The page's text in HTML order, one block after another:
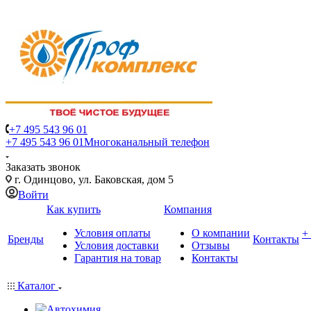
+7 495 543 96 01
+7 495 543 96 01Многоканальный телефон
Заказать звонок
г. Одинцово, ул. Баковская, дом 5
Войти
Бренды
Как купить
Условия оплаты
Условия доставки
Гарантия на товар
Компания
О компании
Отзывы
Контакты
Контакты
Каталог